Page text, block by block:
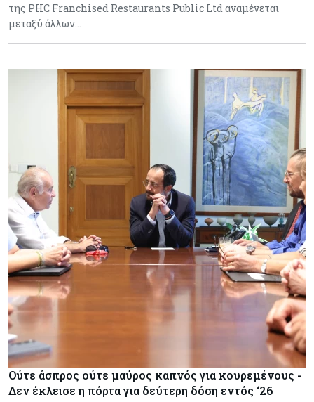
της PHC Franchised Restaurants Public Ltd αναμένεται
μεταξύ άλλων…
Ούτε άσπρος ούτε μαύρος καπνός για κουρεμένους -
Δεν έκλεισε η πόρτα για δεύτερη δόση εντός ‘26